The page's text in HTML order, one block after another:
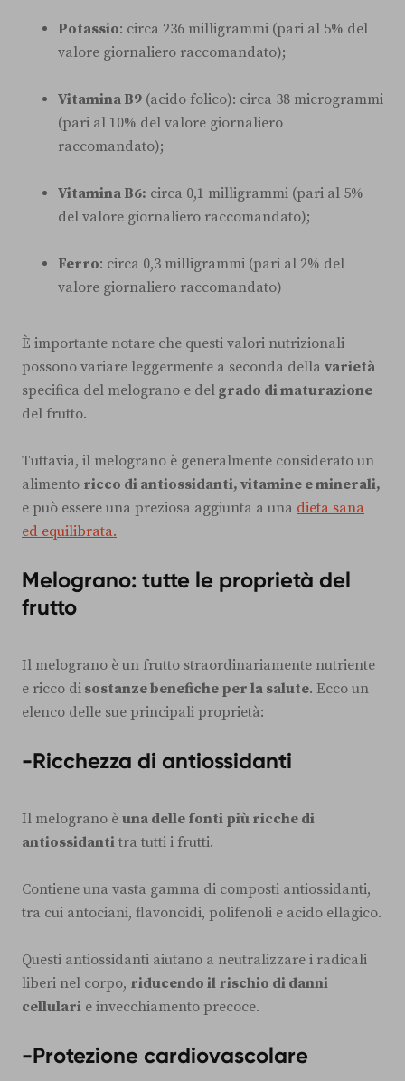
Potassio: circa 236 milligrammi (pari al 5% del
valore giornaliero raccomandato);
Vitamina B9 (acido folico): circa 38 microgrammi
(pari al 10% del valore giornaliero
raccomandato);
Vitamina B6: circa 0,1 milligrammi (pari al 5%
del valore giornaliero raccomandato);
Ferro: circa 0,3 milligrammi (pari al 2% del
valore giornaliero raccomandato)
È importante notare che questi valori nutrizionali
possono variare leggermente a seconda della varietà
specifica del melograno e del grado di maturazione
del frutto.
Tuttavia, il melograno è generalmente considerato un
alimento ricco di antiossidanti, vitamine e minerali,
e può essere una preziosa aggiunta a una dieta sana
ed equilibrata.
Melograno: tutte le proprietà del
frutto
Il melograno è un frutto straordinariamente nutriente
e ricco di sostanze benefiche per la salute. Ecco un
elenco delle sue principali proprietà:
-Ricchezza di antiossidanti
Il melograno è una delle fonti più ricche di
antiossidanti tra tutti i frutti.
Contiene una vasta gamma di composti antiossidanti,
tra cui antociani, flavonoidi, polifenoli e acido ellagico.
Questi antiossidanti aiutano a neutralizzare i radicali
liberi nel corpo, riducendo il rischio di danni
cellulari e invecchiamento precoce.
-Protezione cardiovascolare